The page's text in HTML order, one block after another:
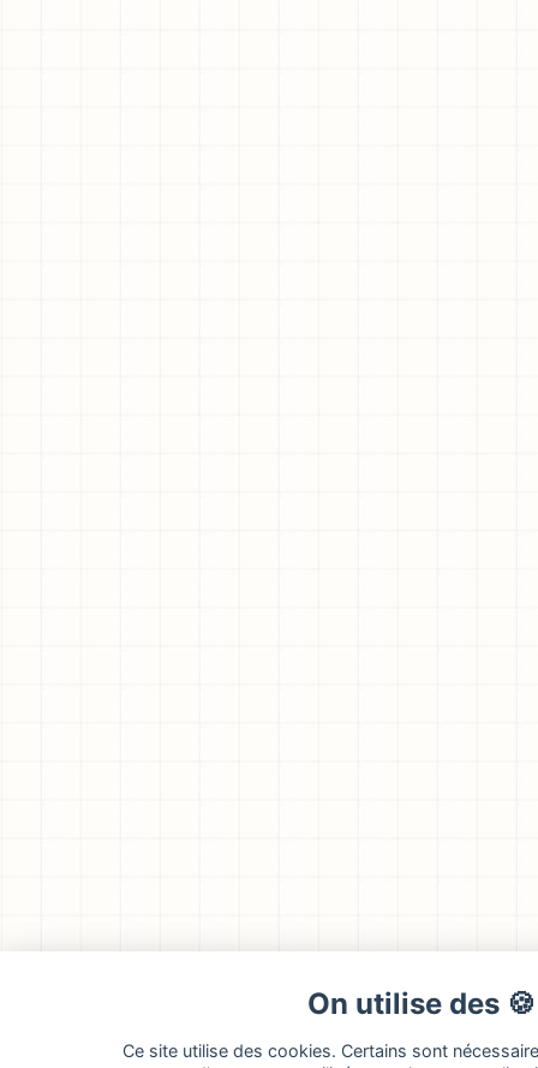
On utilise des
Ce site utilise des cookies. Certains sont